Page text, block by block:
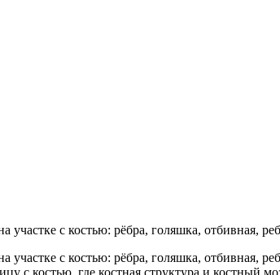
с костью: рёбра, голяшка, отбивная,
с костью: рёбра, голяшка, отбивная,
с костью, где костная структура и костный